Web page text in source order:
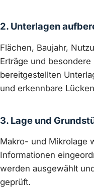
2. Unterlagen
Flächen, Baujahr,
Erträge und
bereitgestellten
und erkennbare
3. Lage und
Makro- und Mikrolage
Informationen
werden ausgewählt
geprüft.